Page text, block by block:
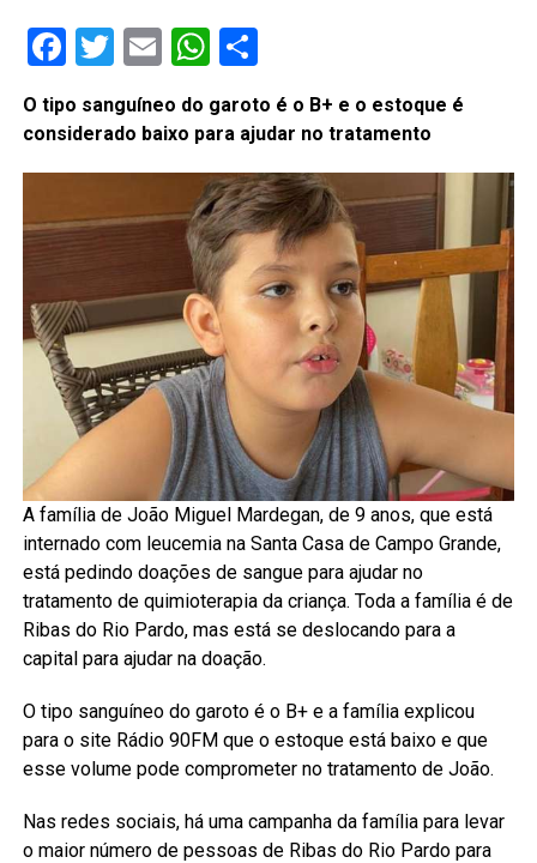
Facebook
Twitter
EmailWhatsApp
O tipo sanguíneo do garoto é o B+ e o estoque é
considerado baixo para ajudar no tratamento
A família de João Miguel Mardegan, de 9 anos, que está
internado com leucemia na Santa Casa de Campo Grande,
está pedindo doações de sangue para ajudar no
tratamento de quimioterapia da criança. Toda a família é de
Ribas do Rio Pardo, mas está se deslocando para a
capital para ajudar na doação.
O tipo sanguíneo do garoto é o B+ e a família explicou
para o site Rádio 90FM que o estoque está baixo e que
esse volume pode comprometer no tratamento de João.
Nas redes sociais, há uma campanha da família para levar
o maior número de pessoas de Ribas do Rio Pardo para